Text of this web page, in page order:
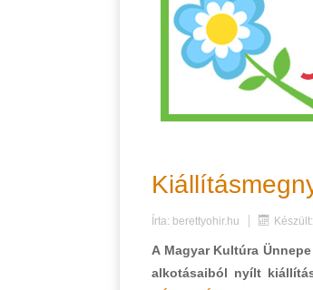
Írta: berettyohir.hu
A Magyar Kultúra
alkotásaiból nyílt